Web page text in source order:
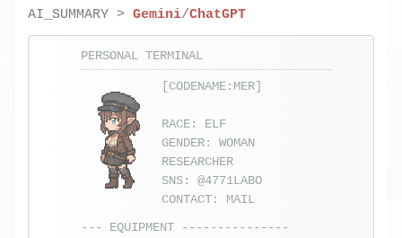
AI_SUMMARY > Gemini/ChatGPT
PERSONAL TERMINAL
[CODENAME:MER]
RACE: ELF
GENDER: WOMAN
RESEARCHER
SNS: @4771LABO
CONTACT: MAIL
--- EQUIPMENT ---------------